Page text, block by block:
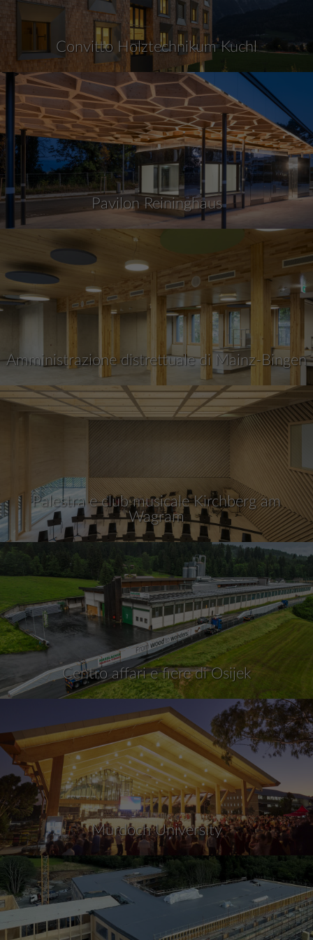
Convitto Holztechnikum Kuchl
Pavilon Reininghaus
Amministrazione distrettuale di Mainz-Bingen
Palestra e club musicale Kirchberg am
Wagram
Centro affari e fiere di Osijek
Murdoch University